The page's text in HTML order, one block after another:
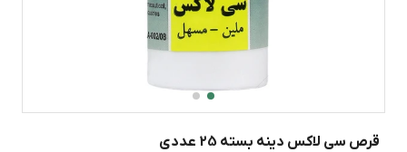
قرص سی لاکس دینه بسته 25 عددی